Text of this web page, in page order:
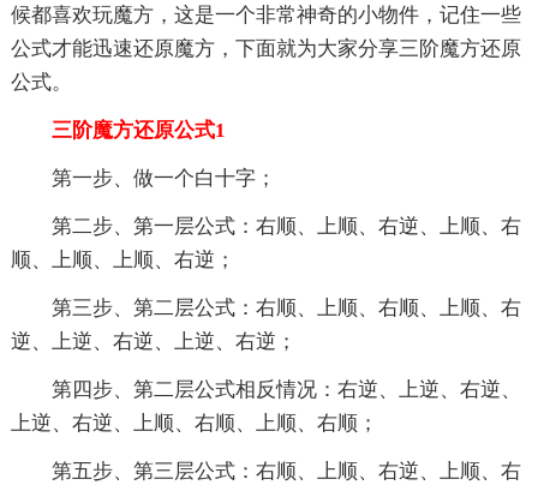
候都喜欢玩魔方，这是一个非常神奇的小物件，记住一些
公式才能迅速还原魔方，下面就为大家分享三阶魔方还原
公式。
三阶魔方还原公式1
第一步、做一个白十字；
第二步、第一层公式：右顺、上顺、右逆、上顺、右
顺、上顺、上顺、右逆；
第三步、第二层公式：右顺、上顺、右顺、上顺、右
逆、上逆、右逆、上逆、右逆；
第四步、第二层公式相反情况：右逆、上逆、右逆、
上逆、右逆、上顺、右顺、上顺、右顺；
第五步、第三层公式：右顺、上顺、右逆、上顺、右